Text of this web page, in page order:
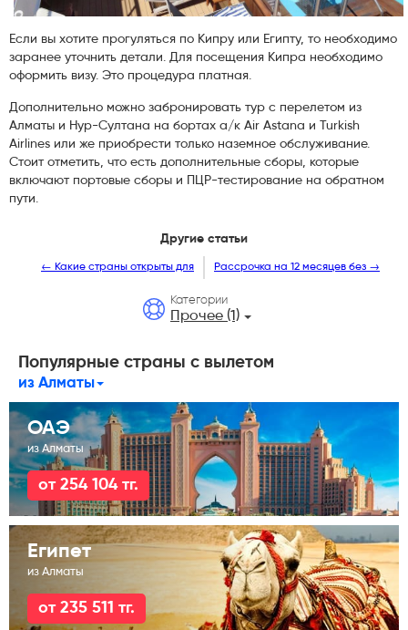
Если вы хотите прогуляться по Кипру или Египту, то необходимо
заранее уточнить детали. Для посещения Кипра необходимо
оформить визу. Это процедура платная.
Дополнительно можно забронировать тур с перелетом из
Алматы и Нур-Султана на бортах а/к Air Astana и Turkish
Airlines или же приобрести только наземное обслуживание.
Стоит отметить, что есть дополнительные сборы, которые
включают портовые сборы и ПЦР-тестирование на обратном
пути.
Другие статьи
← Какие страны открыты для Рассрочка на 12 месяцев без →
Категории
Прочее (1)
Популярные страны с вылетом
из Алматы
ОАЭ
из Алматы
от 254 104 тг.
Египет
из Алматы
от 235 511 тг.